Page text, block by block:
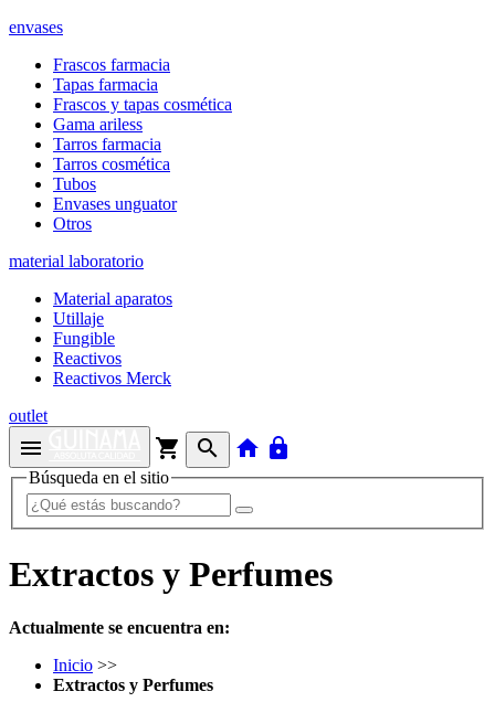
envases
Frascos farmacia
Tapas farmacia
Frascos y tapas cosmética
Gama ariless
Tarros farmacia
Tarros cosmética
Tubos
Envases unguator
Otros
material laboratorio
Material aparatos
Utillaje
Fungible
Reactivos
Reactivos Merck
outlet
menu shopping_cart search home lock
Búsqueda en el sitio
Extractos y Perfumes
Actualmente se encuentra en:
Inicio >>
Extractos y Perfumes